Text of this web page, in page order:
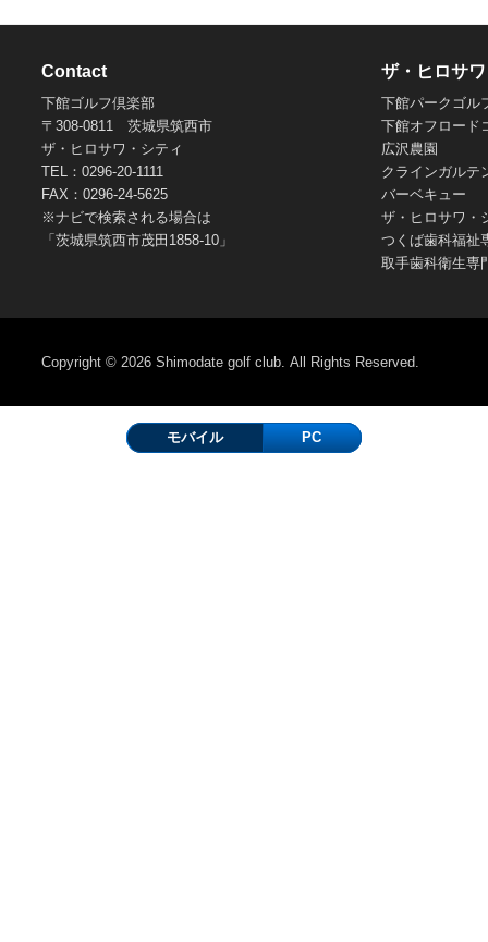
Contact
下館ゴルフ倶楽部
〒308-0811 茨城県筑西市
ザ・ヒロサワ・シティ
TEL：0296-20-1111
FAX：0296-24-5625
※ナビで検索される場合は
「茨城県筑西市茂田1858-10」
ザ・ヒロサ
下館パークゴル
下館オフロード
広沢農園
クラインガルテ
バーベキュー
ザ・ヒロサワ・
つくば歯科福祉
取手歯科衛生専
Copyright © 2026 Shimodate golf club. All Rights Reserved.
モバイル PC